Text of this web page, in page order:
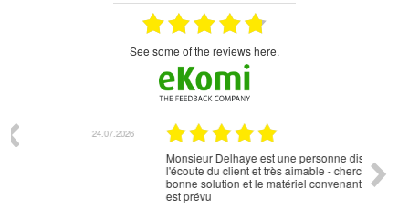
see some of the reviews here.
Monsieur Delhaye est une personne disponible, à
l'écoute du client et très aimable - cherchant toujours la
bonne solution et le matériel convenant à l'usage qui en